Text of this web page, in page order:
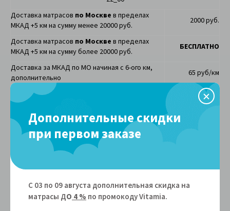
Доставка матрасов по Москве в пределах
МКАД +5 км на сумму менее 20000 руб.
2000 руб.
Доставка матрасов по Москве в пределах
МКАД +5 км на сумму более 20000 руб.
БЕСПЛАТНО
Доставка за МКАД по МО начиная с 6-ого км,
дополнительно
65 руб/км
Доставкапо другим областям
любой удобной
для вас ТК
Вывоз старого матраса (на лифте)
2000 руб.
Подъем
Матрасы при наличии лифта
Матрасы
лифта
Дополнительные скидки
при первом заказе
С 03 по 09 августа дополнительная скидка на
матрасы ДО 4 % по промокоду Vitamiа.